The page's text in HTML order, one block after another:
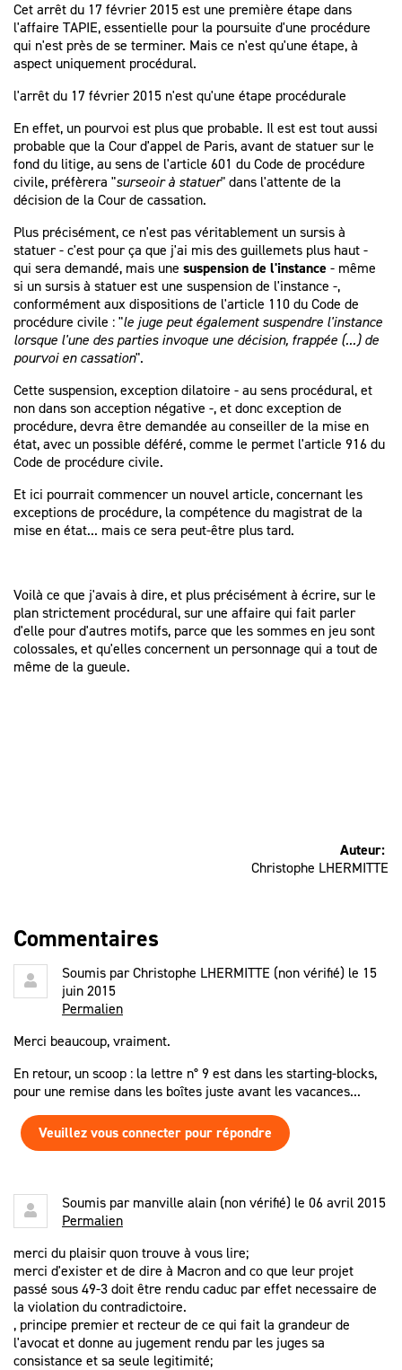
Cet arrêt du 17 février 2015 est une première étape dans
l'affaire TAPIE, essentielle pour la poursuite d'une procédure
qui n'est près de se terminer. Mais ce n'est qu'une étape, à
aspect uniquement procédural.
l'arrêt du 17 février 2015 n'est qu'une étape procédurale
En effet, un pourvoi est plus que probable. Il est est tout aussi
probable que la Cour d'appel de Paris, avant de statuer sur le
fond du litige, au sens de l'article 601 du Code de procédure
civile, préfèrera "surseoir à statuer" dans l'attente de la
décision de la Cour de cassation.
Plus précisément, ce n'est pas véritablement un sursis à
statuer - c'est pour ça que j'ai mis des guillemets plus haut -
qui sera demandé, mais une suspension de l'instance - même
si un sursis à statuer est une suspension de l'instance -,
conformément aux dispositions de l'article 110 du Code de
procédure civile : "le juge peut également suspendre l'instance
lorsque l'une des parties invoque une décision, frappée (...) de
pourvoi en cassation".
Cette suspension, exception dilatoire - au sens procédural, et
non dans son acception négative -, et donc exception de
procédure, devra être demandée au conseiller de la mise en
état, avec un possible déféré, comme le permet l'article 916 du
Code de procédure civile.
Et ici pourrait commencer un nouvel article, concernant les
exceptions de procédure, la compétence du magistrat de la
mise en état... mais ce sera peut-être plus tard.
Voilà ce que j'avais à dire, et plus précisément à écrire, sur le
plan strictement procédural, sur une affaire qui fait parler
d'elle pour d'autres motifs, parce que les sommes en jeu sont
colossales, et qu'elles concernent un personnage qui a tout de
même de la gueule.
Auteur:
Christophe LHERMITTE
Commentaires
Soumis parChristophe LHERMITTE (non vérifié) le 15
juin 2015
Permalien
Merci beaucoup, vraiment.
En retour, un scoop : la lettre n° 9 est dans les starting-blocks,
pour une remise dans les boîtes juste avant les vacances...
Veuillez vous connecter pour répondre
Soumis parmanville alain (non vérifié) le 06 avril 2015
Permalien
merci du plaisir quon trouve à vous lire;
merci d'exister et de dire à Macron and co que leur projet
passé sous 49-3 doit être rendu caduc par effet necessaire de
la violation du contradictoire.
, principe premier et recteur de ce qui fait la grandeur de
l'avocat et donne au jugement rendu par les juges sa
consistance et sa seule legitimité;